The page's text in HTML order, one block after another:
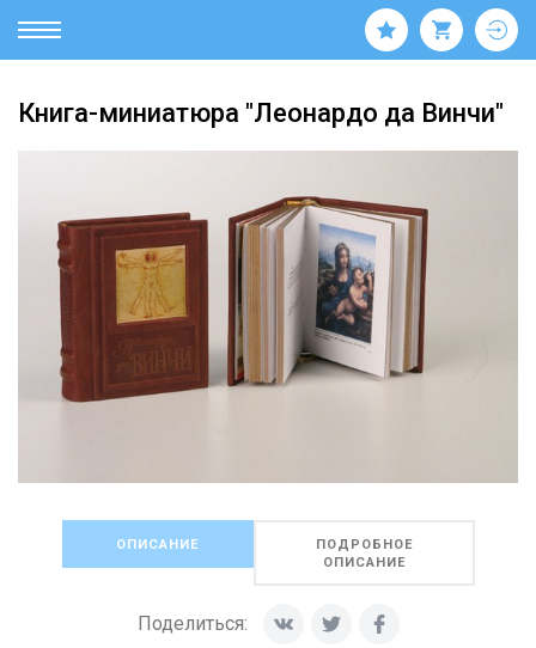
Книга-миниатюра "Леонардо да Винчи"
ОПИСАНИЕ
ПОДРОБНОЕ
ОПИСАНИЕ
Поделиться: